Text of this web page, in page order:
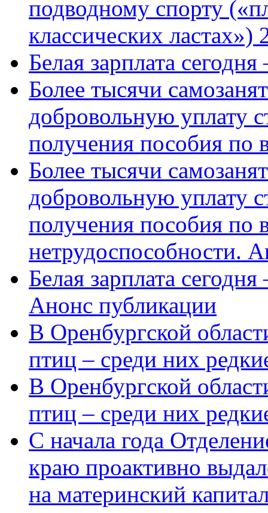
подводному спорту
классических ластах»)
Белая зарплата
Более тысячи
добровольную уплату
получения пособия по
Более тысячи
добровольную уплату
получения пособия по
нетрудоспособности.
Белая зарплата
Анонс публикации
В Оренбургской
птиц – среди них
В Оренбургской
птиц – среди них
С начала года
краю проактивно
на материнский